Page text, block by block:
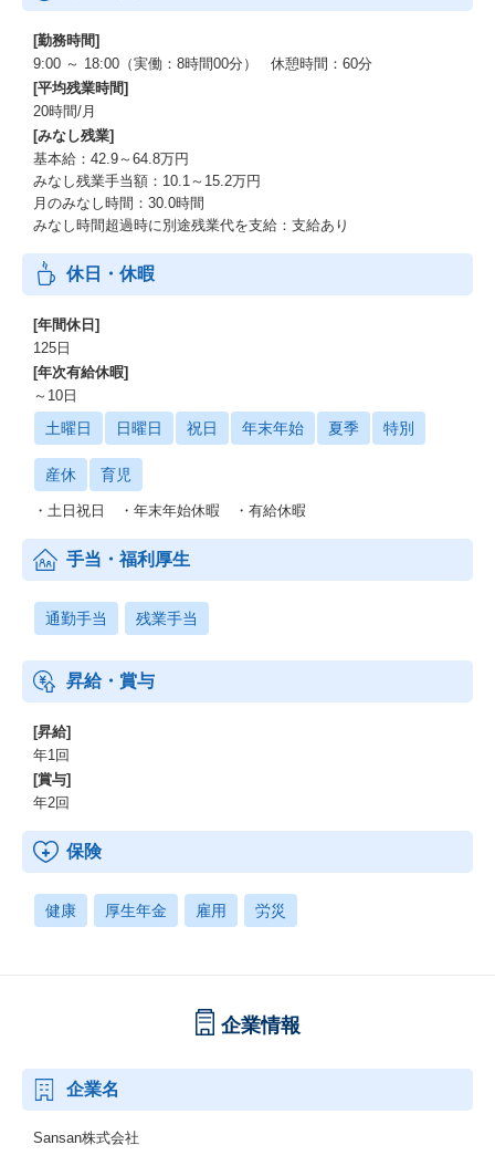
[勤務時間]
9:00 ～ 18:00（実働：8時間00分） 休憩時間：60分
[平均残業時間]
20時間/月
[みなし残業]
基本給：42.9～64.8万円
みなし残業手当額：10.1～15.2万円
月のみなし時間：30.0時間
みなし時間超過時に別途残業代を支給：支給あり
休日・休暇
[年間休日]
125日
[年次有給休暇]
～10日
土曜日 日曜日 祝日 年末年始 夏季 特別
産休 育児
・土日祝日 ・年末年始休暇 ・有給休暇
手当・福利厚生
通勤手当 残業手当
昇給・賞与
[昇給]
年1回
[賞与]
年2回
保険
健康 厚生年金 雇用 労災
企業情報
企業名
Sansan株式会社